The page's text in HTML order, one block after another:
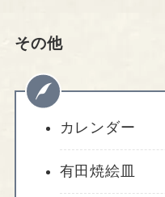
その他
カレンダー
有田焼絵皿